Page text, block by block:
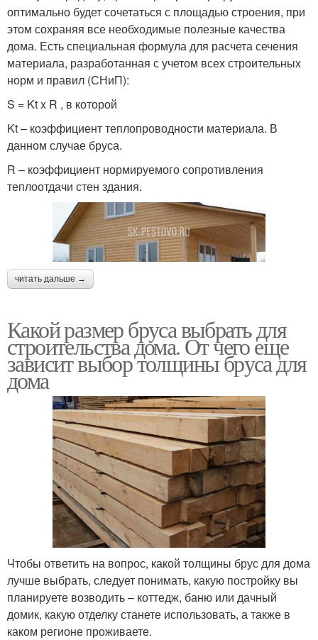
оптимально будет сочетаться с площадью строения, при
этом сохраняя все необходимые полезные качества
дома. Есть специальная формула для расчета сечения
материала, разработанная с учетом всех строительных
норм и правил (СНиП):
S = Kt x R , в которой
Kt – коэффициент теплопроводности материала. В
данном случае бруса.
R – коэффициент нормируемого сопротивления
теплоотдачи стен здания.
читать дальше →
Какой размер бруса выбрать для
строительства дома. От чего еще
зависит выбор толщины бруса для
дома
Чтобы ответить на вопрос, какой толщины брус для дома
лучше выбрать, следует понимать, какую постройку вы
планируете возводить – коттедж, баню или дачный
домик, какую отделку станете использовать, а также в
каком регионе проживаете.